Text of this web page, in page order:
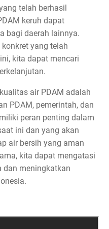
telah berhasil
keruh dapat
bagi daerah lainnya.
yang telah
kita dapat mencari
air PDAM adalah
PDAM, pemerintah, dan
peran penting dalam
ini dan yang akan
air bersih yang aman
kita dapat mengatasi
dan meningkatkan